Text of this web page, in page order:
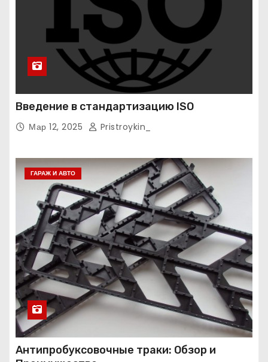
Введение в стандартизацию ISO
Мар 12, 2025 Pristroykin_
ГАРАЖ И АВТО
Антипробуксовочные траки: Обзор и